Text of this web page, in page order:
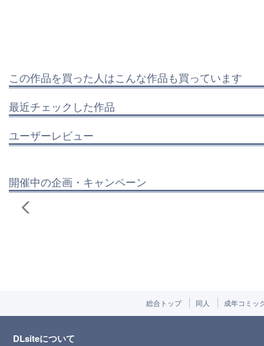
この作品を買った人はこんな作品も買っています
最近チェックした作品
ユーザーレビュー
開催中の企画・キャンペーン
総合トップ 同人 成年コミッ
DLsiteについて